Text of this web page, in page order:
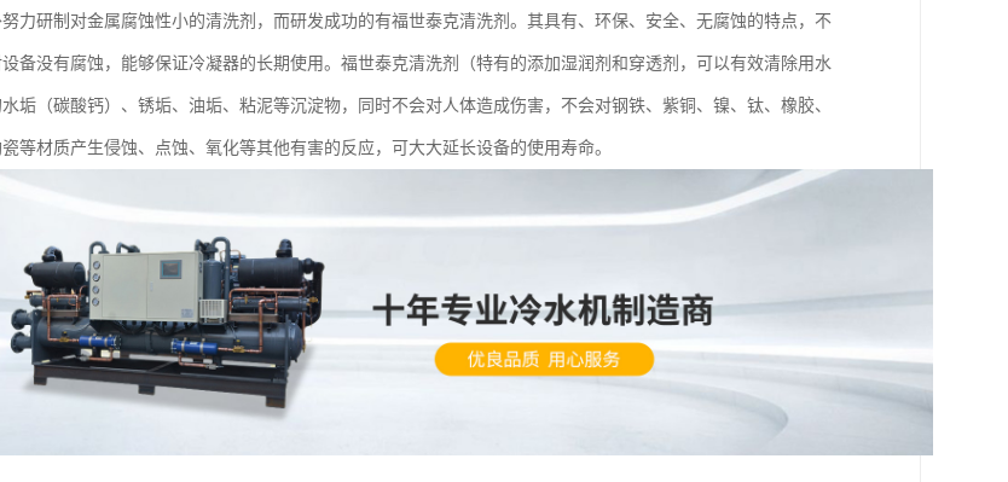
力研制对金属腐蚀性小的清洗剂，而研发成功的有福世泰克清洗剂。其具有、环保、安全、无腐蚀的特点，不
备没有腐蚀，能够保证冷凝器的长期使用。福世泰克清洗剂（特有的添加湿润剂和穿透剂，可以有效清除用水
垢（碳酸钙）、锈垢、油垢、粘泥等沉淀物，同时不会对人体造成伤害，不会对钢铁、紫铜、镍、钛、橡胶、
等材质产生侵蚀、点蚀、氧化等其他有害的反应，可大大延长设备的使用寿命。